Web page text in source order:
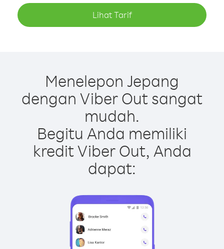
Lihat Tarif
Menelepon Jepang
dengan Viber Out sangat
mudah.
Begitu Anda memiliki
kredit Viber Out, Anda
dapat: